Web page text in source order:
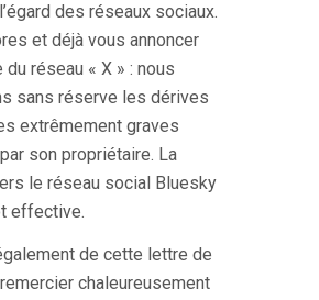
des réseaux sociaux.
et déjà vous annoncer
réseau « X » : nous
sans réserve les dérives
extrêmement graves
son propriétaire. La
le réseau social Bluesky
effective.
de cette lettre de
chaleureusement